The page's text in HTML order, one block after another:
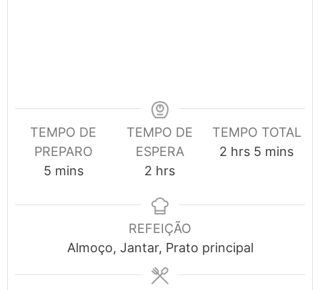
TEMPO DE
PREPARO
5minutes
mins
TEMPO DE
ESPERA
2 hours
hrs
TEMPO TOTAL
2 hours
hrs 5 minutes
mins
REFEIÇÃO
Almoço, Jantar, Prato principal